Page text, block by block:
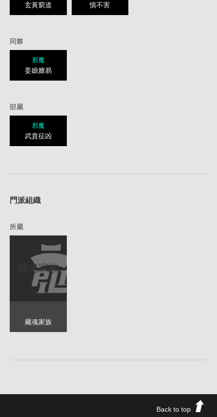
玄黃窮道 慎不害
同夥
邪魔
姜嫄嬗易
部屬
邪魔
武賁征凶
門派組織
所屬
藏魂家族
藏魂家族
Back to top